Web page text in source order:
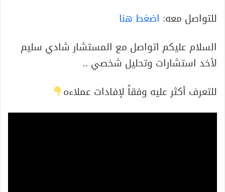
للتواصل معه: اضغط هنا
السلام عليكم اتواصل مع المستشار شادي سليم
لأخد استشارات وتحليل شخصي ..
للتعرف أكثر عليه وفقاً لإفادات عملاءه